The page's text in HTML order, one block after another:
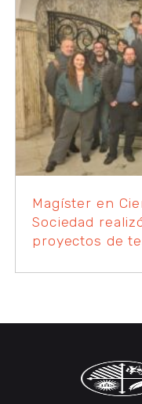
Magíster en
Sociedad
proyectos de